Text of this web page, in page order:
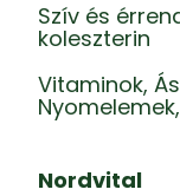
Szív és
koleszterin
Vitaminok,
Nordvital